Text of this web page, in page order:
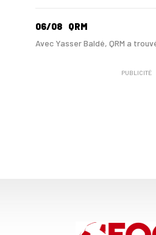
06/08 QRM
Avec Yasser Baldé, QRM a
PUBLICITÉ